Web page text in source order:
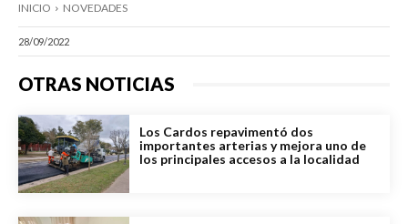
INICIO NOVEDADES
28/09/2022
OTRAS NOTICIAS
Los Cardos repavimentó dos
importantes arterias y mejora uno de
los principales accesos a la localidad